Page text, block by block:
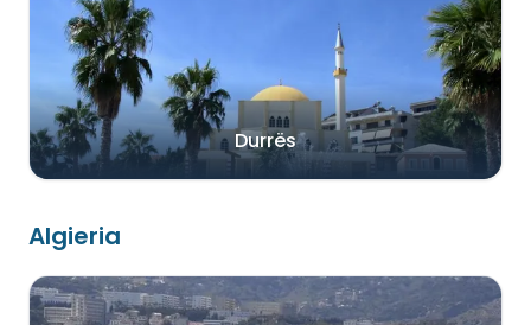
Durrës
Algieria